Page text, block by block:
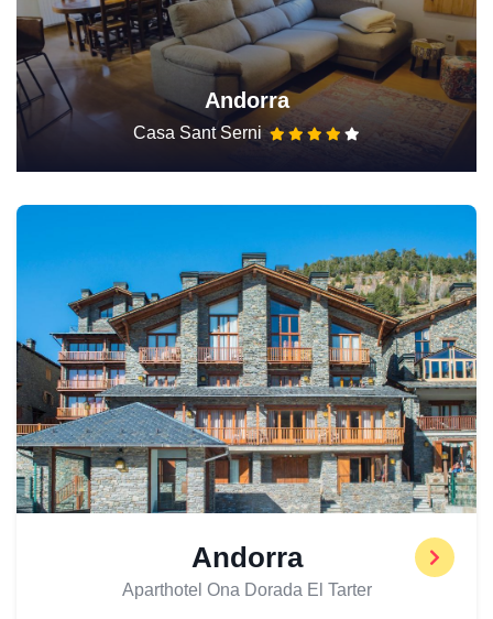
Andorra
Casa Sant Serni
Andorra
Aparthotel Ona Dorada El Tarter